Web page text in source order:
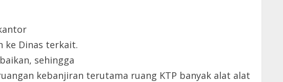
ke Dinas terkait.
sehingga
kebanjiran terutama ruang KTP banyak alat alat